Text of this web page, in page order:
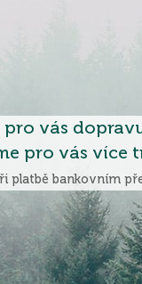
pro vás
pro vás více
platbě bankovním